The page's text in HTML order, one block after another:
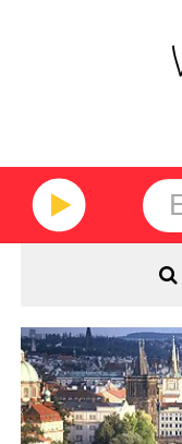
Inicio
Viajes de Novios
América
Asia
Salidas: Martes
Ruta; 3 noches
Budapest
Régimen:
Hoteles: 4 *